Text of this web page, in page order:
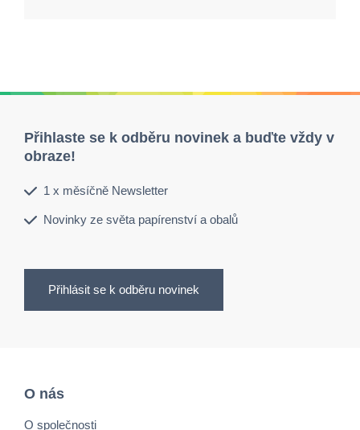
Přihlaste se k odběru novinek a buďte vždy v
obraze!
1 x měsíčně Newsletter
Novinky ze světa papírenství a obalů
Přihlásit se k odběru novinek
O nás
O společnosti